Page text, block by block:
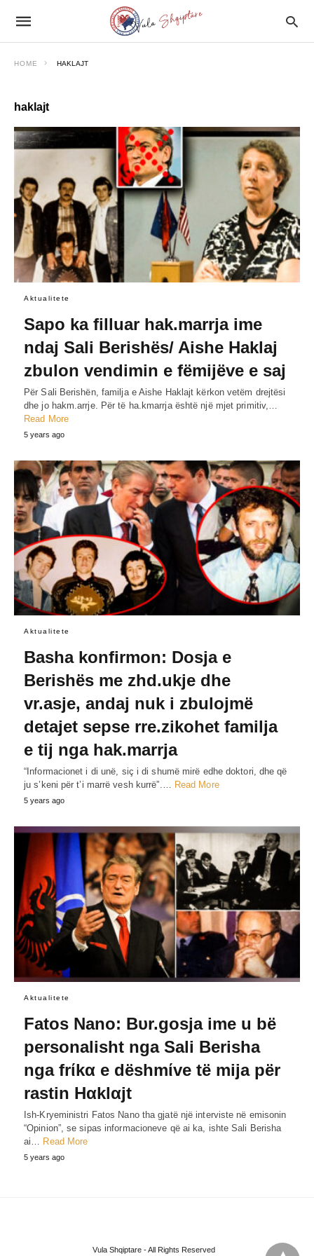
HOME HAKLAJT
haklajt
Aktualitete
Sapo ka filluar hak.marrja ime
ndaj Sali Berishës/ Aishe Haklaj
zbulon vendimin e fëmijëve e saj
Për Sali Berishën, familja e Aishe Haklajt kërkon vetëm drejtësi
dhe jo hakm.arrje. Për të ha.kmarrja është një mjet primitiv,…
Read More
5 years ago
Aktualitete
Basha konfirmon: Dosja e
Berishës me zhd.ukje dhe
vr.asje, andaj nuk i zbulojmë
detajet sepse rre.zikohet familja
e tij nga hak.marrja
“Informacionet i di unë, siç i di shumë mirë edhe doktori, dhe që
ju s’keni për t’i marrë vesh kurrë”.… Read More
5 years ago
Aktualitete
Fatos Nano: Bυr.gosja ime u bë
personalisht nga Sali Berisha
nga frίkα e dëshmίve të mija për
rastin Hαklαjt
Ish-Kryeministri Fatos Nano tha gjatë një interviste në emisonin
“Opinion”, se sipas informacioneve që ai ka, ishte Sali Berisha
ai… Read More
5 years ago
Vula Shqiptare - All Rights Reserved